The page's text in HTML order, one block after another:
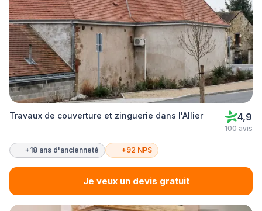
Travaux de couverture et zinguerie dans l'Allier 4,9
100 avis
+18 ans d'ancienneté +92 NPS
Je veux un devis gratuit